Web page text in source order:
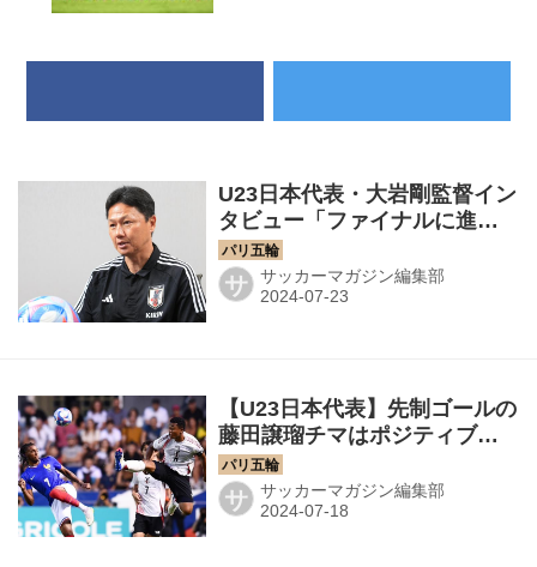
U23日本代表・大岩剛監督イン
タビュー「ファイナルに進
み、金メダルを取る。過去と
の比較ではなく、これはわれ
われのターゲットです」
サ サッカーマガジン編集部
【U23日本代表】先制ゴールの
藤田譲瑠チマはポジティブ
に。「優勝を目指して一人ひ
とりが全力を」
サ サッカーマガジン編集部